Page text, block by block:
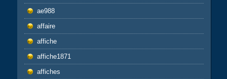
ae988
affaire
affiche
affiche1871
affiches